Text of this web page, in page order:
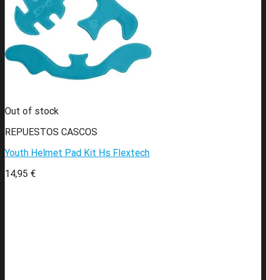
Out of stock
REPUESTOS CASCOS
Youth Helmet Pad Kit Hs Flextech
14,95 €